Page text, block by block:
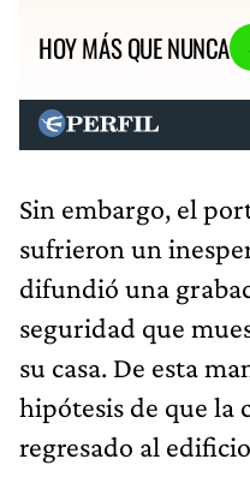
HOY MÁS QUE NUNCA
Sin embargo, el
sufrieron un
difundió una
seguridad que
su casa. De esta
hipótesis de que la
regresado al